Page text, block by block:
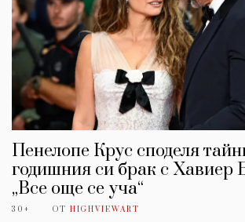
Пенелопе Крус споделя
годишния си брак с Хавиер
„Все още се уча“
30+ ОТ HIGHVIEWART